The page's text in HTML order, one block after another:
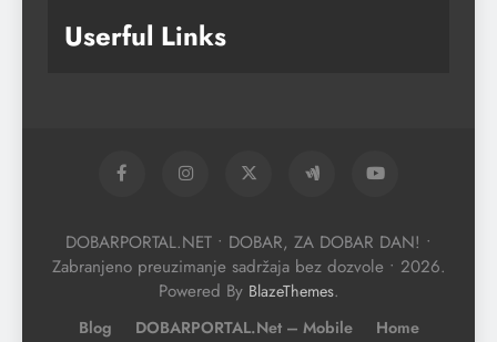
Userful Links
DOBARPORTAL.NET • DOBAR, ZA DOBAR DAN! •
Zabranjeno preuzimanje sadržaja bez dozvole • 2026.
Powered By BlazeThemes.
Blog DOBARPORTAL.net – Mobile
Home